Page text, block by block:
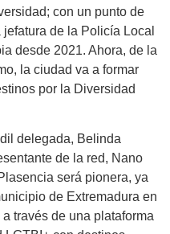
con un punto de
de la Policía Local
desde 2021. Ahora, de la
la ciudad va a formar
por la Diversidad
delegada, Belinda
de la red, Nano
será pionera, ya
de Extremadura en
través de una plataforma